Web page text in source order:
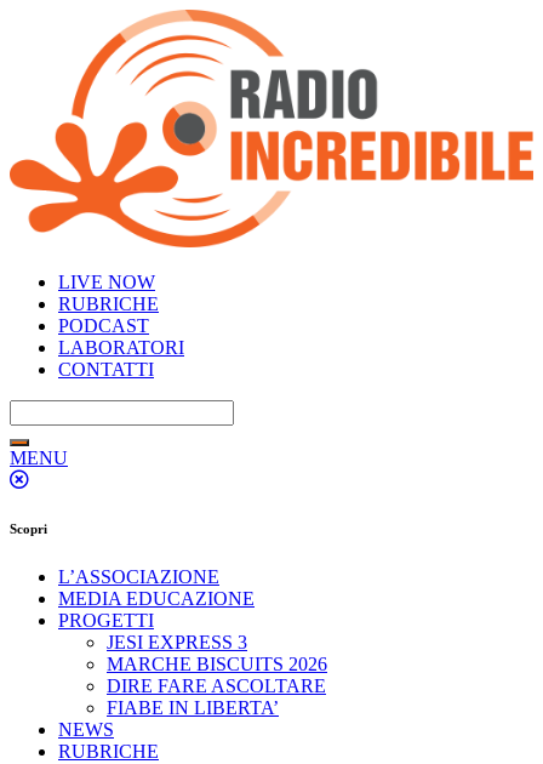
LIVE NOW
RUBRICHE
PODCAST
LABORATORI
CONTATTI
MENU
Scopri
L’ASSOCIAZIONE
MEDIA EDUCAZIONE
PROGETTI
JESI EXPRESS 3
MARCHE BISCUITS 2026
DIRE FARE ASCOLTARE
FIABE IN LIBERTA’
NEWS
RUBRICHE